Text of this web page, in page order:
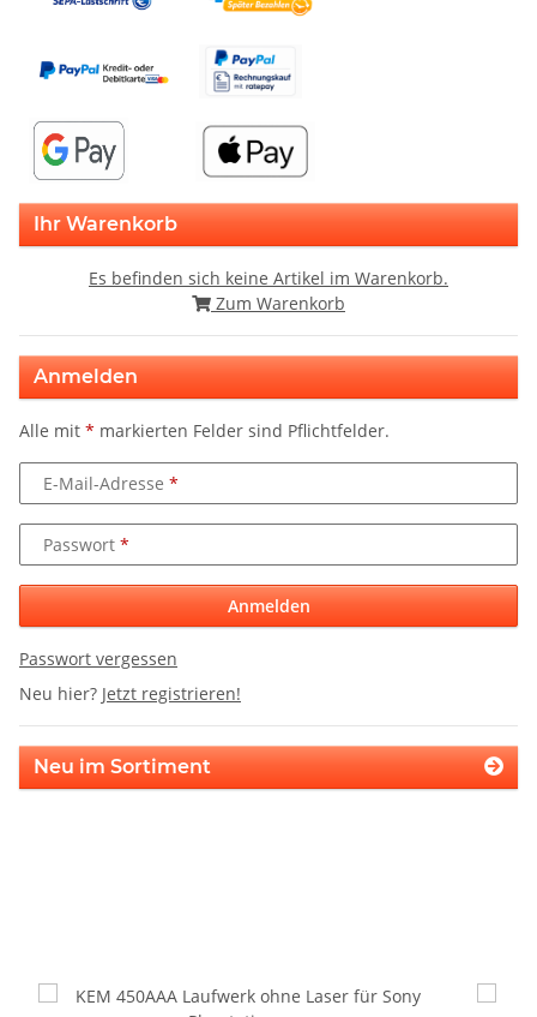
Ihr Warenkorb
Es befinden sich keine Artikel im Warenkorb.
Zum Warenkorb
Anmelden
Alle mit * markierten Felder sind Pflichtfelder.
E-Mail-Adresse
Passwort
Anmelden
Passwort vergessen
Neu hier? Jetzt registrieren!
Neu im Sortiment